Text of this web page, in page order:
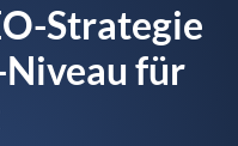
Strategie
für